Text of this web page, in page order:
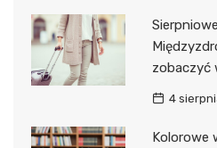
zobaczyć
4
Kolorowe